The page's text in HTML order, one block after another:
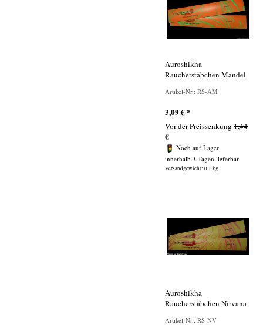
Auroshikha
Räucherstäbchen Mandel
Artikel-Nr.: RS-AM
3,09€*
Vor der Preissenkung 1,44
€
Noch auf Lager
innerhalb 3 Tagen lieferbar
Versandgewicht: 0,1 kg
Auroshikha
Räucherstäbchen Nirvana
Artikel-Nr.: RS-NV